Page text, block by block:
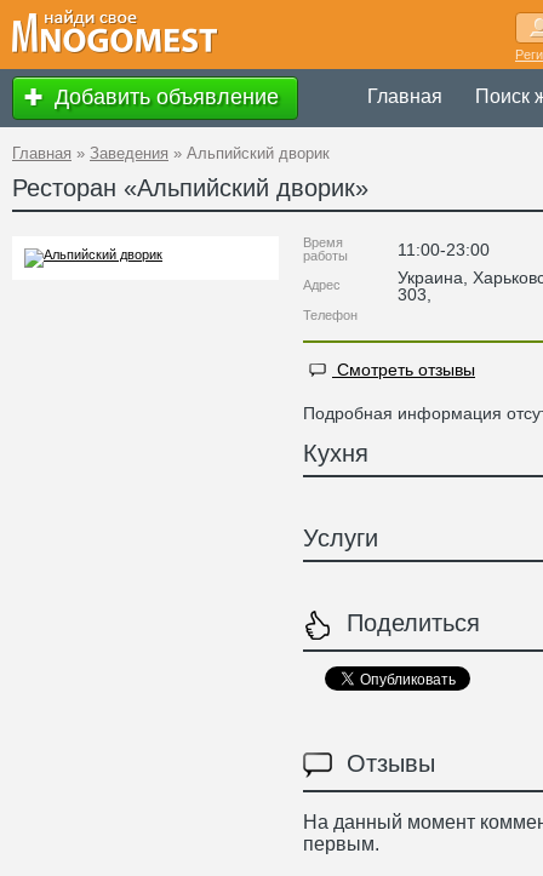
Добавить объявление Главная Поиск
Главная » Заведения » Альпийский дворик
Ресторан «Альпийский дворик»
Время
работы
11:00-23:00
Адрес Украина
303
Телефон
Смотреть отзывы
Подробная информация
Кухня
Услуги
Поделиться
Отзывы
На данный момент
первым.